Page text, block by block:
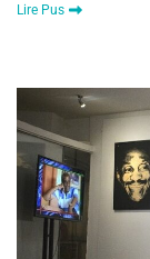
Lire Pus